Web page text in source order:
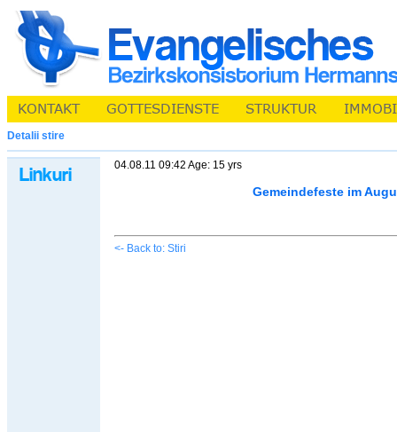
Detalii stire
04.08.11 09:42 Age: 15 yrs
Gemeindefeste im
<- Back to: Stiri